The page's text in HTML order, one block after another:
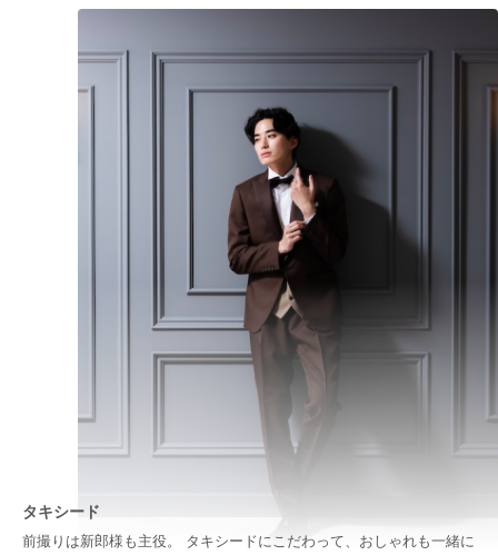
タキシード
前撮りは新郎様も主役。 タキシードにこだわって、おしゃれも一緒に